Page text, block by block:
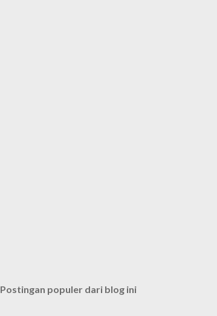
Postingan populer dari blog ini